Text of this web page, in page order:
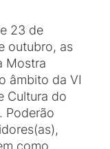
23 de
outubro, as
Mostra
âmbito da VI
Cultura do
Poderão
como